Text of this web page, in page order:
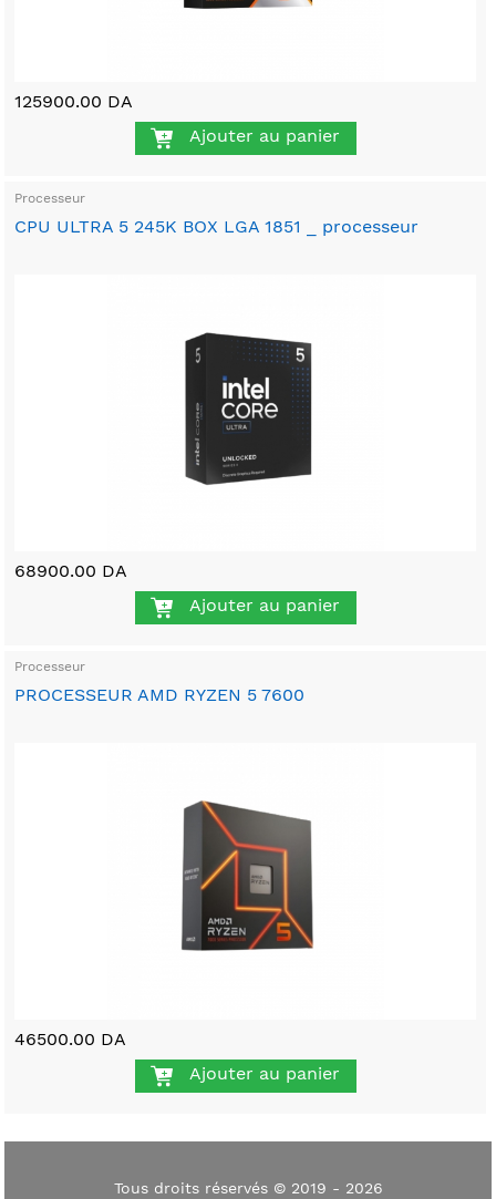
125900.00 DA
Ajouter au panier
Processeur
CPU ULTRA 5 245K BOX LGA 1851 _ processeur
68900.00 DA
Ajouter au panier
Processeur
PROCESSEUR AMD RYZEN 5 7600
46500.00 DA
Ajouter au panier
Tous droits réservés © 2019 - 2026